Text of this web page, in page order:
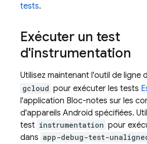
tests.
Exécuter un test
d'instrumentation
Utilisez maintenant l'outil de ligne
gcloud pour exécuter les tests
l'application Bloc-notes sur les
d'appareils Android spécifiées.
test instrumentation pour
dans app-debug-test-